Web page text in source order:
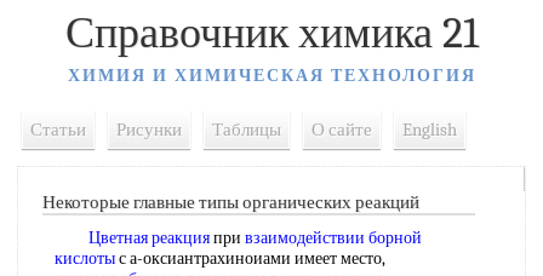
Справочник химика 21
ХИМИЯ И ХИМИЧЕСКАЯ ТЕХНОЛОГИЯ
Статьи Рисунки Таблицы О сайте English
Некоторые главные типы органических реакций
Цветная реакцияпри взаимодействии борной
кислотыс а-оксиантрахиноиами имеет место,